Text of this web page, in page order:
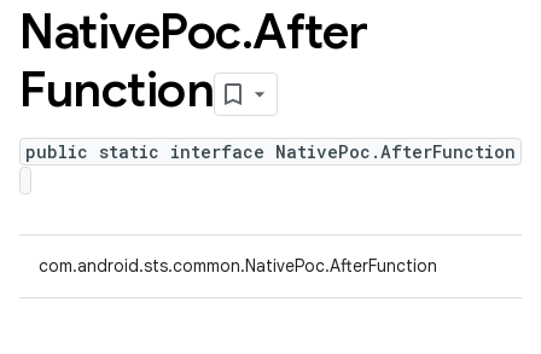
NativePoc.After
Function
public static interface NativePoc.AfterFunction
com.android.sts.common.NativePoc.AfterFunction